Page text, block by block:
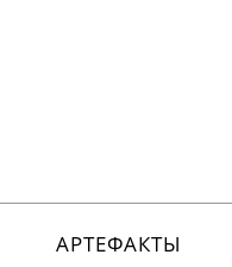
АРТЕФАКТЫ